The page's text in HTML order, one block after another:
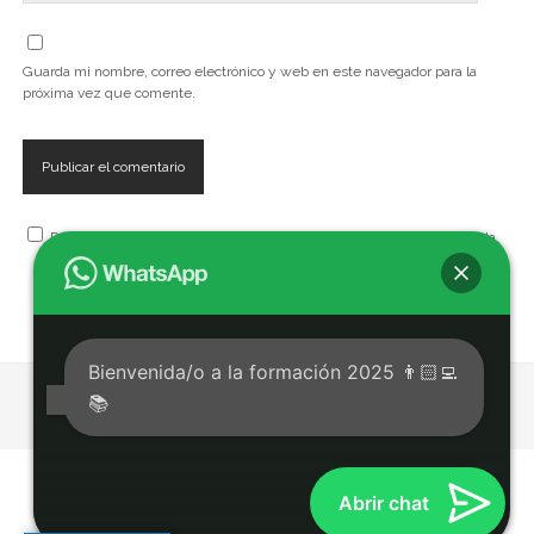
Guarda mi nombre, correo electrónico y web en este navegador para la
próxima vez que comente.
Recibe, artículos, cursos, seminarios, talleres y eventos de la Escuela
Tema Chosen para WordPress de Compete Themes.
Bienvenida/o a la formación 2025 👨🏻‍💻
📚
Abrir chat